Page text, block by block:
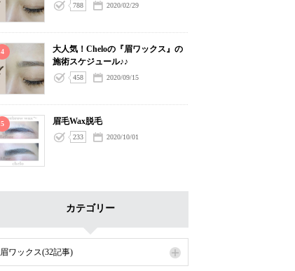
788 2020/02/29
4
大人気！Cheloの『眉ワックス』の
施術スケジュール♪♪
458 2020/09/15
5 眉毛Wax脱毛
233 2020/10/01
カテゴリー
眉ワックス(32記事)